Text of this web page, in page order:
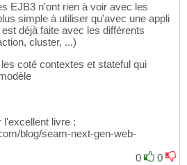
EJB3 n'ont rien à voir avec les
simple à utiliser qu'avec une appli
déjà faite avec les différents
cluster, ...)
coté contextes et stateful qui
l'excellent livre :
blog/seam-next-gen-web-
0
0